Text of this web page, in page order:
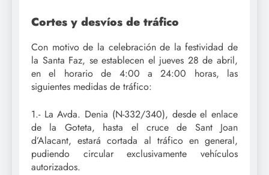
Cortes y desvíos de tráfico
Con motivo de la celebración de la festividad de
la Santa Faz, se establecen el jueves 28 de abril,
en el horario de 4:00 a 24:00 horas, las
siguientes medidas de tráfico:
1.- La Avda. Denia (N-332/340), desde el enlace
de la Goteta, hasta el cruce de Sant Joan
d’Alacant, estará cortada al tráfico en general,
pudiendo circular exclusivamente vehículos
autorizados.